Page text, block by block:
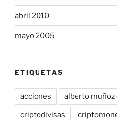
abril 2010
mayo 2005
ETIQUETAS
acciones alberto muñoz
criptodivisas